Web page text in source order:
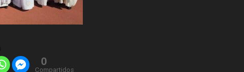
0
Compartidos